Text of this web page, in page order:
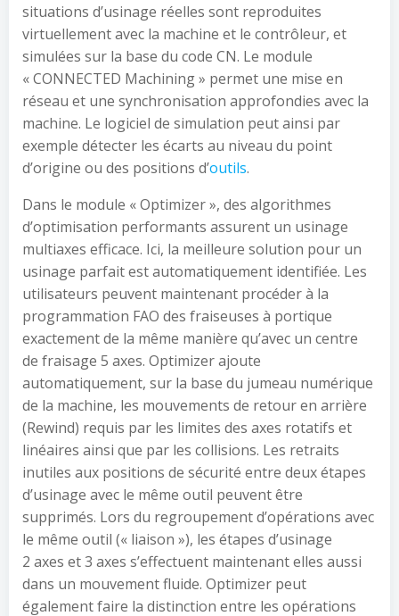
situations d’usinage réelles sont reproduites
virtuellement avec la machine et le contrôleur, et
simulées sur la base du code CN. Le module
« CONNECTED Machining » permet une mise en
réseau et une synchronisation approfondies avec la
machine. Le logiciel de simulation peut ainsi par
exemple détecter les écarts au niveau du point
d’origine ou des positions d’outils.
Dans le module « Optimizer », des algorithmes
d’optimisation performants assurent un usinage
multiaxes efficace. Ici, la meilleure solution pour un
usinage parfait est automatiquement identifiée. Les
utilisateurs peuvent maintenant procéder à la
programmation FAO des fraiseuses à portique
exactement de la même manière qu’avec un centre
de fraisage 5 axes. Optimizer ajoute
automatiquement, sur la base du jumeau numérique
de la machine, les mouvements de retour en arrière
(Rewind) requis par les limites des axes rotatifs et
linéaires ainsi que par les collisions. Les retraits
inutiles aux positions de sécurité entre deux étapes
d’usinage avec le même outil peuvent être
supprimés. Lors du regroupement d’opérations avec
le même outil (« liaison »), les étapes d’usinage
2 axes et 3 axes s’effectuent maintenant elles aussi
dans un mouvement fluide. Optimizer peut
également faire la distinction entre les opérations